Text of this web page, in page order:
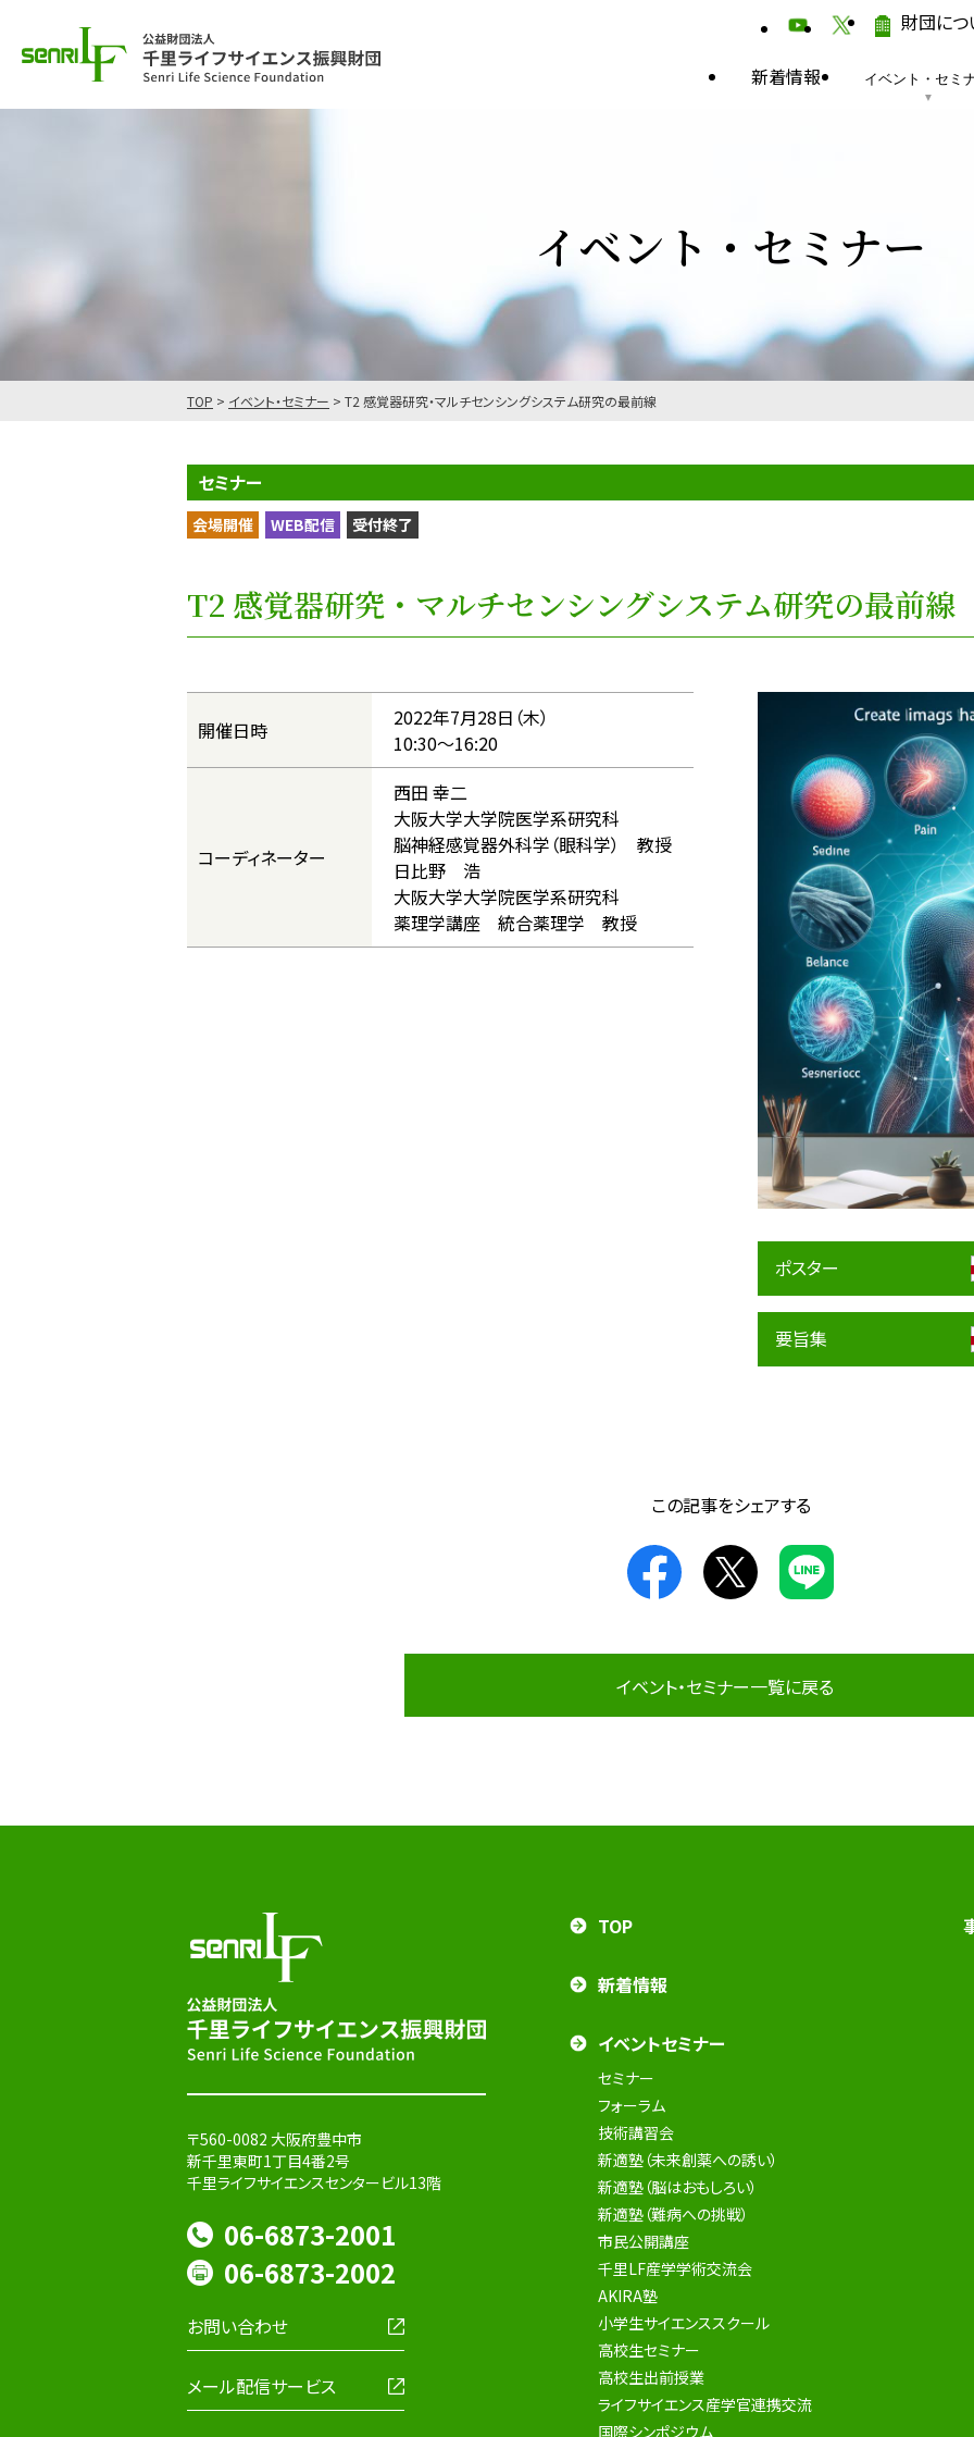
財団につ
新着情報 イベント・セミ
イベント・セミナー
TOP > イベント・セミナー > T2 感覚器研究・マルチセンシングシステム研究の最前線
セミナー
会場開催 WEB配信 受付終了
T2 感覚器研究・マルチセンシングシステム研究の最前線
開催日時
2022年7月28日（木）
10:30〜16:20
コーディネーター
西田 幸二
大阪大学大学院医学系研究科
脳神経感覚器外科学（眼科学） 教授
日比野 浩
大阪大学大学院医学系研究科
薬理学講座 統合薬理学 教授
ポスター
要旨集
この記事をシェアする
イベント・セミナー一覧に戻る
〒560-0082 大阪府豊中市
新千里東町1丁目4番2号
千里ライフサイエンスセンタービル13階
06-6873-2001
06-6873-2002
お問い合わせ
メール配信サービス
TOP
新着情報
イベントセミナー
セミナー
フォーラム
技術講習会
新適塾（未来創薬への誘い）
新適塾（脳はおもしろい）
新適塾（難病への挑戦）
市民公開講座
千里LF産学学術交流会
AKIRA塾
小学生サイエンススクール
高校生セミナー
高校生出前授業
ライフサイエンス産学官連携交流
国際シンポジウム